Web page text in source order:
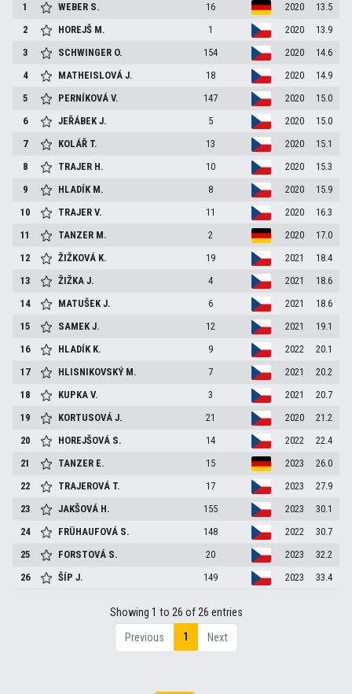
1 WEBER S. 16 2020
13.5
2
HOREJŠ M. 1 2020
13.9
3
SCHWINGER O. 154 2020
14.6
4
MATHEISLOVÁJ. 18 2020
14.9
5
PERNÍKOVÁV. 147 2020
15.0
6
JEŘÁBEKJ. 5 2020
15.0
7
KOLÁŘ T. 13 2020
15.1
8
TRAJER H. 10 2020
15.3
9
HLADÍK M. 8 2020
15.9
10
TRAJERV. 11 2020
16.3
11
TANZER M. 2 2020
17.0
12
ŽIŽKOVÁ K. 19 2021
18.4
13
ŽIŽKAJ. 4 2021
18.6
14
MATUŠEKJ. 6 2021
18.6
15
SAMEKJ. 12 2021
19.1
16
HLADÍK K. 9 2022
20.1
17
HLISNIKOVSKÝ M. 7 2021
20.2
18
KUPKAV. 3 2021
20.7
19
KORTUSOVÁJ. 21 2020
21.2
20
HOREJŠOVÁ S. 14 2022
22.4
21
TANZER E. 15 2023
26.0
22
TRAJEROVÁ T. 17 2023
27.9
23
JAKŠOVÁ H. 155 2023
30.1
24
FRÜHAUFOVÁ S. 148 2022
30.7
25
FORSTOVÁ S. 20 2023
32.2
26
ŠÍPJ. 149 2023 33.4
Showing 1 to 26 of 26 entries
Previous
1 Next